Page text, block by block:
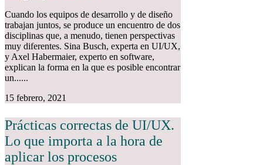
Cuando los equipos de desarrollo y de diseño
trabajan juntos, se produce un encuentro de dos
disciplinas que, a menudo, tienen perspectivas
muy diferentes. Sina Busch, experta en UI/UX,
y Axel Habermaier, experto en software,
explican la forma en la que es posible encontrar
un......
15 febrero, 2021
Prácticas correctas de UI/UX.
Lo que importa a la hora de
aplicar los procesos